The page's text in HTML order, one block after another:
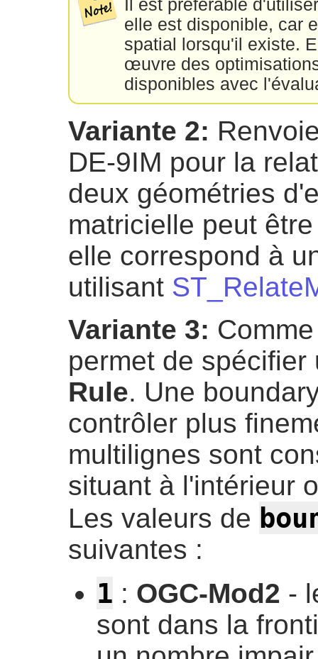
Il est préférable
elle est disponible, car
spatial lorsqu'il existe.
œuvre des
disponibles avec
Variante 2:
DE-9IM pour la
deux géométries
matricielle peut
elle correspond à
utilisant
Variante 3:
permet de
Rule. Une
contrôler plus
multilignes sont
situant à l'intérieur
Les valeurs de
suivantes :
1 : OGC-Mod2 -
sont dans la